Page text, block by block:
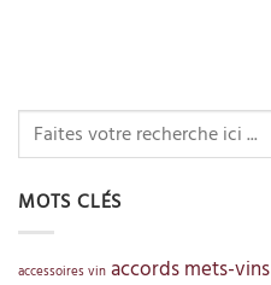
MOTS CLÉS
accessoires vin accords mets-vins